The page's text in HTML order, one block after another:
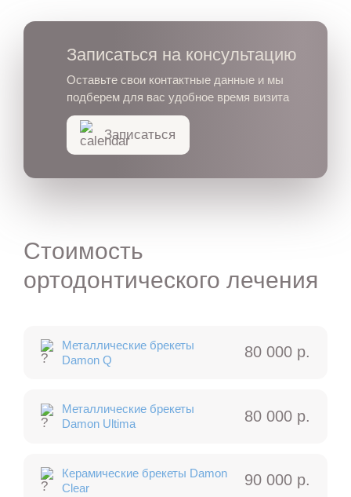
Записаться на консультацию
Оставьте свои контактные данные и мы
подберем для вас удобное время визита
Записаться
Стоимость
ортодонтического лечения
Металлические брекеты
Damon Q
80 000 р.
Металлические брекеты
Damon Ultima
80 000 р.
Керамические брекеты Damon
Clear
90 000 р.